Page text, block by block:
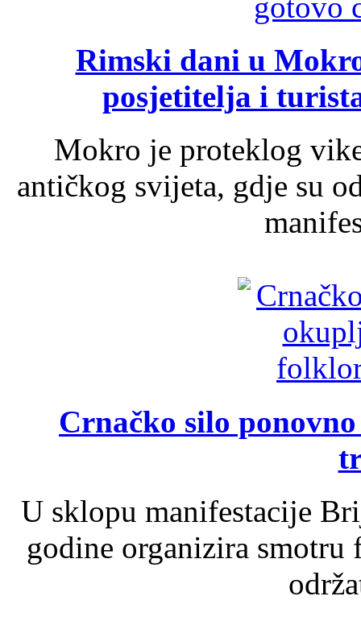
Rimski dani u
posjetitelja i
Mokro je proteklog
antičkog svijeta, gdje su
Crnačko silo
U sklopu manifestacije
godine organizira